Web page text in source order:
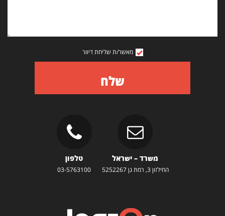
מאשר/ת שליחת דיוור
שלח
משרד – ישראל
החילזון 3, רמת גן 5252267
טלפון
03-5763100